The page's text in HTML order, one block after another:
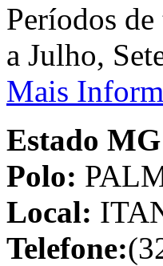
Períodos
a Julho,
Mais
Estado MG
Polo:
Local:
Telefone: